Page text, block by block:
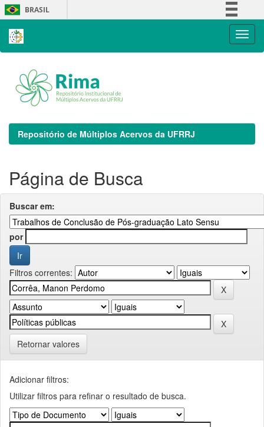
Skip
navigation
BRASIL
Repositório de Múltiplos Acervos da UFRRJ
Página de Busca
Buscar em:
por
Filtros correntes:
Retornar valores
Adicionar filtros:
Utilizar filtros para refinar o resultado de busca.